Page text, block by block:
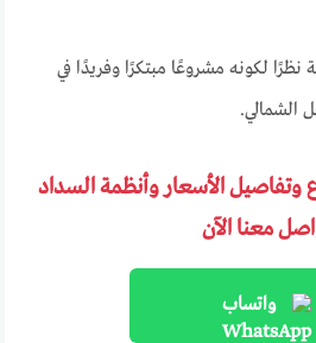
نظرًا لكونه مشروعًا مبتكرًا وفريدًا في
الشمالي.
وتفاصيل الأسعار وأنظمة السداد
معنا الآن
واتساب